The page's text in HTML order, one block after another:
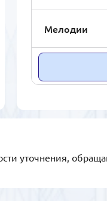
Мелодии
уточнения,